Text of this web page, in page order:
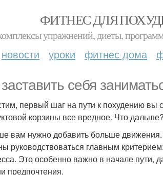
ФИТНЕС ДЛЯ
упражнений, диеты,
новости уроки фитнес дома
себя
первый шаг на пути к похудению вы
корзины все вредное. Что дальше?
вам нужно добавить больше
руководствоваться главным
Это особенно важно в начале
предпочтения.